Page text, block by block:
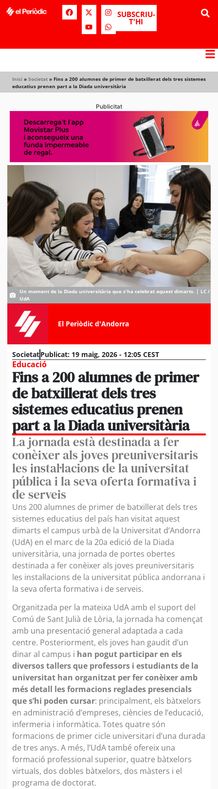
SUBSCRIU-
T'HI
Inici » Societat » Fins a 200 alumnes de primer de batxillerat dels tres sistemes
educatius prenen part a la Diada universitària
Publicitat
Un moment de la Diada universitària que s'ha celebrat aquest dimarts. | LC /
UdA
El Periòdic d'Andorra
SocietatPublicat: 19 maig, 2026 - 12:05 CEST
Educació
Fins a 200 alumnes de primer
de batxillerat dels tres
sistemes educatius prenen
part a la Diada universitària
La jornada està destinada a fer
conèixer als joves preuniversitaris
les instal·lacions de la universitat
pública i la seva oferta formativa i
de serveis
Uns 200 alumnes de primer de batxillerat dels tres
sistemes educatius del país han visitat aquest
dimarts el campus urbà de la Universitat d’Andorra
(UdA) en el marc de la 20a edició de la Diada
universitària, una jornada de portes obertes
destinada a fer conèixer als joves preuniversitaris
les instal·lacions de la universitat pública andorrana i
la seva oferta formativa i de serveis.
Organitzada per la mateixa UdA amb el suport del
Comú de Sant Julià de Lòria, la jornada ha començat
amb una presentació general adaptada a cada
centre. Posteriorment, els joves han gaudit d’un
dinar al campus i han pogut participar en els
diversos tallers que professors i estudiants de la
universitat han organitzat per fer conèixer amb
més detall les formacions reglades presencials
que s’hi poden cursar: principalment, els bàtxelors
en administració d’empreses, ciències de l’educació,
infermeria i informàtica. Totes quatre són
formacions de primer cicle universitari d’una durada
de tres anys. A més, l’UdA també ofereix una
formació professional superior, quatre bàtxelors
virtuals, dos dobles bàtxelors, dos màsters i el
programa de doctorat.